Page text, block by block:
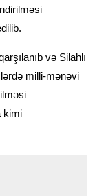
və Silahlı
milli-mənəvi
kimi